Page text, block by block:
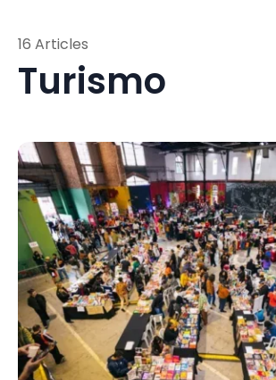
Turismo
16 Articles